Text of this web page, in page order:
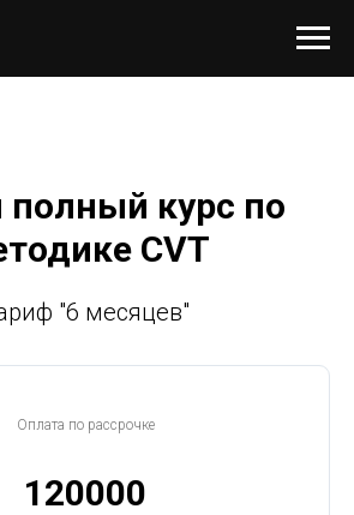
курс по
CVT
"6 месяцев"
Оплата по рассрочке
120000